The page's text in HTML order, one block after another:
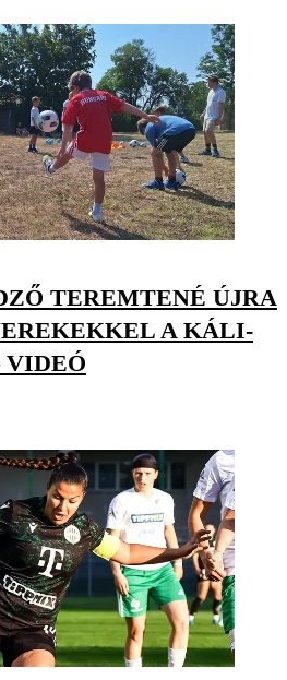
TEREMTENÉ ÚJRA
A KÁLI-
VIDEÓ